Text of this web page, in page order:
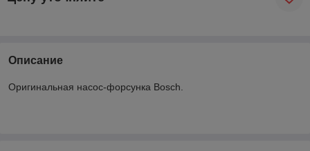
Описание
Оригинальная насос-форсунка Bosch.